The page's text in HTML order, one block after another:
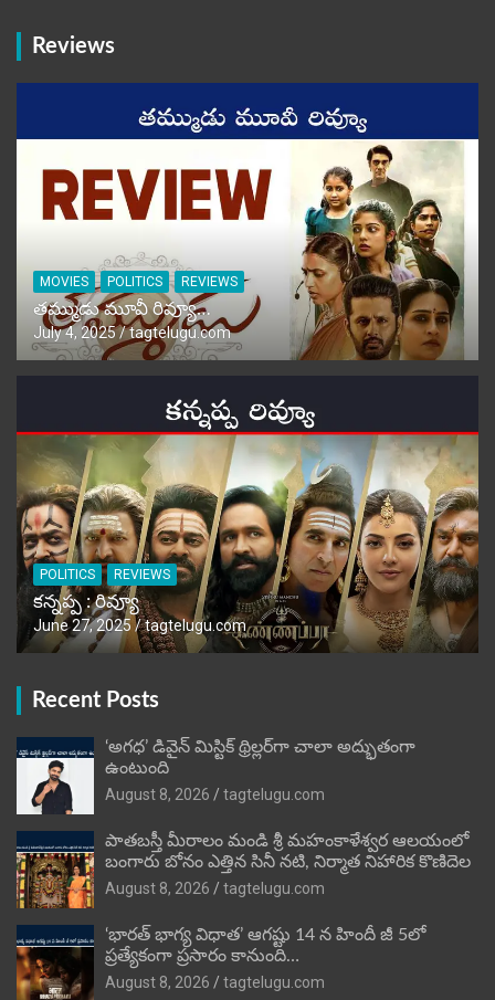
Reviews
MOVIES POLITICS REVIEWS
తమ్ముడు మూవీ రివ్యూ…
July 4, 2025 tagtelugu.com
POLITICS REVIEWS
కన్నప్ప : రివ్యూ
June 27, 2025 tagtelugu.com
Recent Posts
‘అగధ’ డివైన్ మిస్టిక్ థ్రిల్లర్‌గా చాలా అద్భుతంగా
ఉంటుంది
August 8, 2026
tagtelugu.com
పాతబస్తీ మీరాలం మండి శ్రీ మహంకాళేశ్వర ఆలయంలో
బంగారు బోనం ఎత్తిన సినీ నటి, నిర్మాత నిహారిక కొణిదెల
August 8, 2026
tagtelugu.com
‘భారత్ భాగ్య విధాత’ ఆగష్టు 14 న హిందీ జీ 5లో
ప్రత్యేకంగా ప్రసారం కానుంది…
August 8, 2026
tagtelugu.com